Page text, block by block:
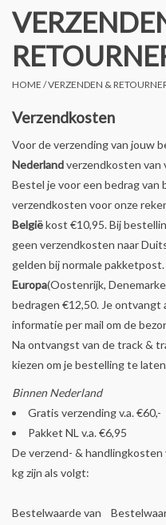
Cadeaubon
Merken
HOME /VERZENDEN &
Verzendkosten
Voor de verzending van jouw
Nederlandverzendkosten van
Bestel je voor een bedrag van
verzendkosten voor onze
Belgiëkost €10,95. Bij
geen verzendkosten naar
gelden bij normale
Europa(Oostenrijk,
bedragen €12,50. Je
informatie per mail om de
Na ontvangst van de track &
kiezen om je bestelling te
Binnen Nederland
Gratis verzending v.a. €60,-
Pakket NL v.a. €6,95
De verzend- &
kg zijn als volgt:
Bestelwaarde van